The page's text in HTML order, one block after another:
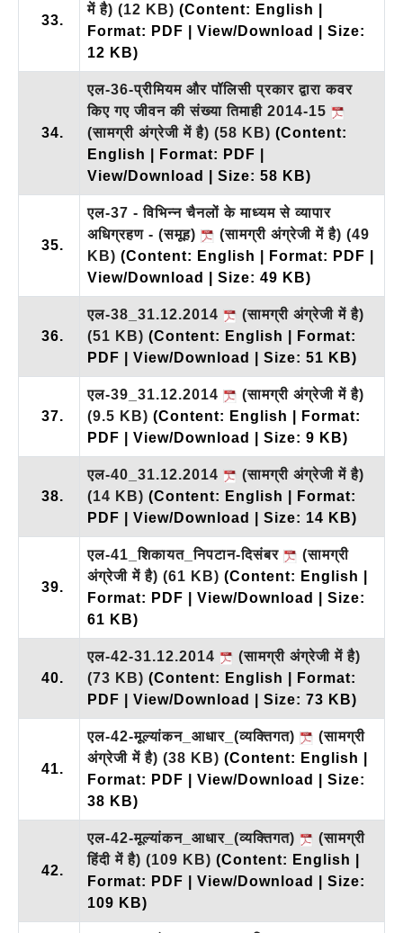
33.
में है) (12 KB) (Content: English |
Format: PDF | View/Download | Size:
12 KB)
34.
एल-36-प्रीमियम और पॉलिसी प्रकार द्वारा कवर
किए गए जीवन की संख्या तिमाही 2014-15
(सामग्री अंग्रेजी में है) (58 KB) (Content:
English | Format: PDF |
View/Download | Size: 58 KB)
35.
एल-37 - विभिन्न चैनलों के माध्यम से व्यापार
अधिग्रहण - (समूह)
(सामग्री अंग्रेजी में है) (49
KB) (Content: English | Format: PDF |
View/Download | Size: 49 KB)
36.
एल-38_31.12.2014
(सामग्री अंग्रेजी में है)
(51 KB) (Content: English | Format:
PDF | View/Download | Size: 51 KB)
37.
एल-39_31.12.2014
(सामग्री अंग्रेजी में है)
(9.5 KB) (Content: English | Format:
PDF | View/Download | Size: 9 KB)
38.
एल-40_31.12.2014
(सामग्री अंग्रेजी में है)
(14 KB) (Content: English | Format:
PDF | View/Download | Size: 14 KB)
39.
एल-41_शिकायत_निपटान-दिसंबर
(सामग्री
अंग्रेजी में है) (61 KB) (Content: English |
Format: PDF | View/Download | Size:
61 KB)
40.
एल-42-31.12.2014
(सामग्री अंग्रेजी में है)
(73 KB) (Content: English | Format:
PDF | View/Download | Size: 73 KB)
41.
एल-42-मूल्यांकन_आधार_(व्यक्तिगत)
(सामग्री
अंग्रेजी में है) (38 KB) (Content: English |
Format: PDF | View/Download | Size:
38 KB)
42.
एल-42-मूल्यांकन_आधार_(व्यक्तिगत)
(सामग्री
हिंदी में है) (109 KB) (Content: English |
Format: PDF | View/Download | Size:
109 KB)